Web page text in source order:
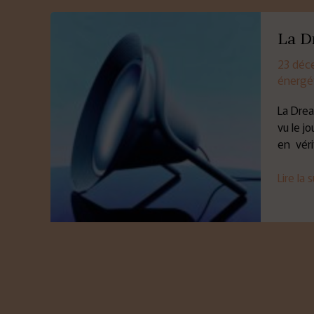
La
23
La
vu le
en
Dream
d’hier
et
Lire la